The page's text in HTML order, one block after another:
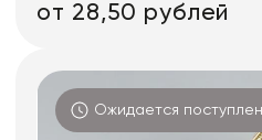
от 28,50 рублей
Ожидается